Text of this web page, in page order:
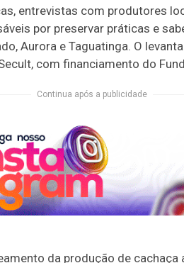
entrevistas com produtores
por preservar práticas e
Aurora e Taguatinga. O
com financiamento do
Continua após a publicidade